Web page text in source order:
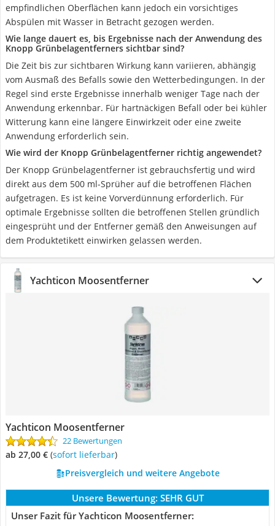
empfindlichen Oberflächen kann jedoch ein vorsichtiges
Abspülen mit Wasser in Betracht gezogen werden.
Wie lange dauert es, bis Ergebnisse nach der Anwendung des
Knopp Grünbelagentferners sichtbar sind?
Die Zeit bis zur sichtbaren Wirkung kann variieren, abhängig
vom Ausmaß des Befalls sowie den Wetterbedingungen. In der
Regel sind erste Ergebnisse innerhalb weniger Tage nach der
Anwendung erkennbar. Für hartnäckigen Befall oder bei kühler
Witterung kann eine längere Einwirkzeit oder eine zweite
Anwendung erforderlich sein.
Wie wird der Knopp Grünbelagentferner richtig angewendet?
Der Knopp Grünbelagentferner ist gebrauchsfertig und wird
direkt aus dem 500 ml-Sprüher auf die betroffenen Flächen
aufgetragen. Es ist keine Vorverdünnung erforderlich. Für
optimale Ergebnisse sollten die betroffenen Stellen gründlich
eingesprüht und der Entferner gemäß den Anweisungen auf
dem Produktetikett einwirken gelassen werden.
Yachticon Moosentferner
Yachticon Moosentferner
22 Bewertungen
ab 27,00 € ( Sofort lieferbar)
Preisvergleich und weitere Angebote
Unsere Bewertung: SEHR GUT
Unser Fazit für Yachticon Moosentferner: